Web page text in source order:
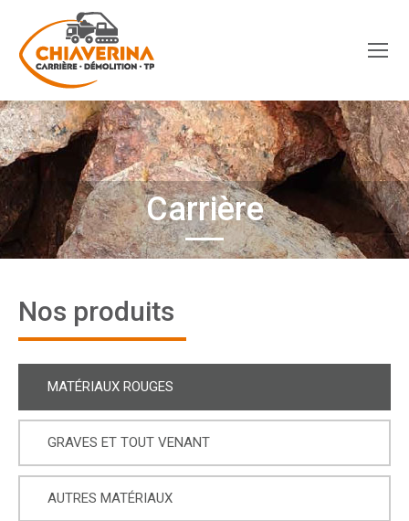
Carrière
Nos produits
MATÉRIAUX ROUGES
GRAVES ET TOUT VENANT
AUTRES MATÉRIAUX